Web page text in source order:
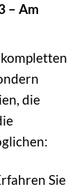
– Am
die
Sie